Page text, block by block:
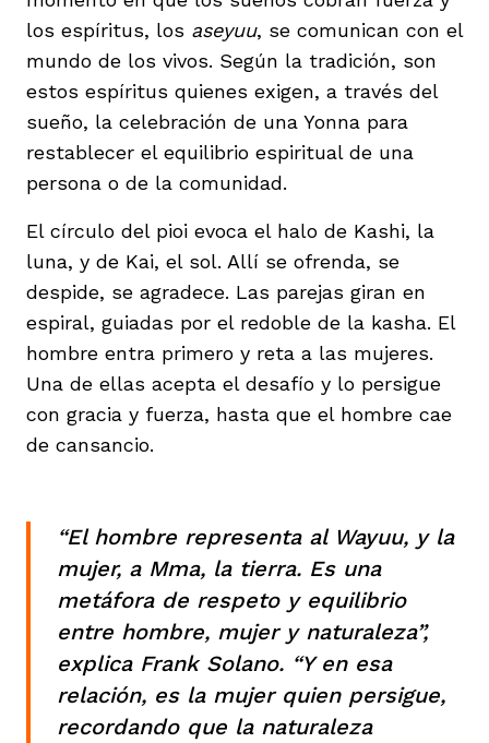
los espíritus, los aseyuu, se comunican con el
mundo de los vivos. Según la tradición, son
estos espíritus quienes exigen, a través del
sueño, la celebración de una Yonna para
restablecer el equilibrio espiritual de una
persona o de la comunidad.
El círculo del pioi evoca el halo de Kashi, la
luna, y de Kai, el sol. Allí se ofrenda, se
despide, se agradece. Las parejas giran en
espiral, guiadas por el redoble de la kasha. El
hombre entra primero y reta a las mujeres.
Una de ellas acepta el desafío y lo persigue
con gracia y fuerza, hasta que el hombre cae
de cansancio.
“El hombre representa al Wayuu, y la
mujer, a Mma, la tierra. Es una
metáfora de respeto y equilibrio
entre hombre, mujer y naturaleza”,
explica Frank Solano. “Y en esa
relación, es la mujer quien persigue,
recordando que la naturaleza